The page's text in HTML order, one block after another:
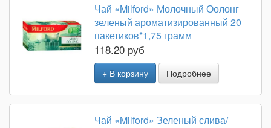
Чай «Milford» Молочный Оолонг
зеленый ароматизированный 20
пакетиков*1,75 грамм
118.20 руб
+ В корзину Подробнее
Чай «Milford» Зеленый слива/